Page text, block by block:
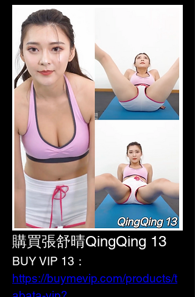
購買張舒晴QingQing 13
BUY VIP 13：
https://buymevip.com/products/t